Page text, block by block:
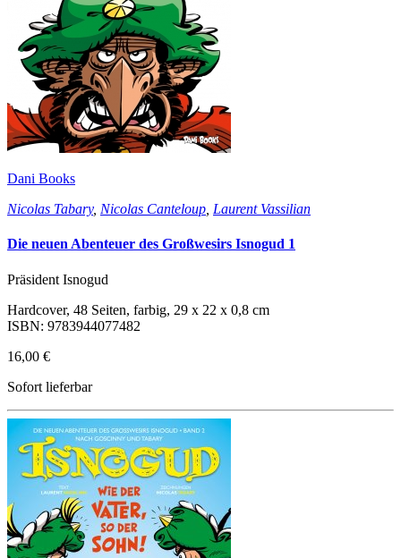
Dani Books
Nicolas Tabary, Nicolas Canteloup Laurent Vassilian
Die neuen Abenteuer des Großwesirs Isnogud 1
Präsident Isnogud
Hardcover, 48 Seiten, farbig, 29 x 22 x 0,8 cm
ISBN: 9783944077482
16,00 €
Sofort lieferbar